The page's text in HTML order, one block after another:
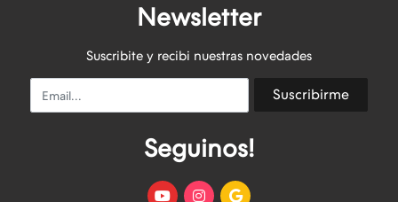
Newsletter
Suscribite y recibi nuestras novedades
Email Suscribirme
Seguinos!